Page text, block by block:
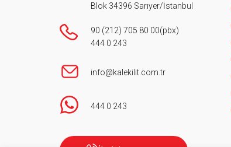
Blok 34396 Sarıyer/İstanbul
90 (212) 705 80 00(pbx)
444 0 243
info@kalekilit.com.tr
444 0 243